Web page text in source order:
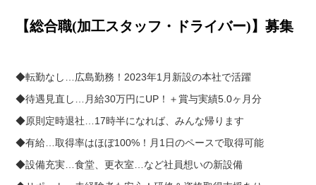
【総合職(加工スタッフ・ドライバー)】募集
◆転勤なし…広島勤務！2023年1月新設の本社で活躍
◆待遇見直し…月給30万円にUP！＋賞与実績5.0ヶ月分
◆原則定時退社…17時半になれば、みんな帰ります
◆有給…取得率はほぼ100%！月1日のペースで取得可能
◆設備充実…食堂、更衣室…など社員想いの新設備